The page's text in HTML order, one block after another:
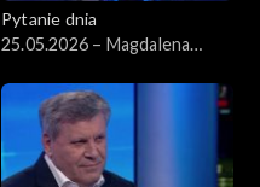
Pytanie dnia
25.05.2026 – Magdalena